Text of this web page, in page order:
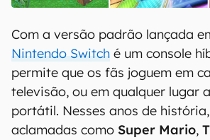
Com a versão padrão lançada
Nintendo Switch é um console
permite que os fãs joguem em
televisão, ou em qualquer lugar
portátil. Nesses anos de
aclamadas como Super Mario,